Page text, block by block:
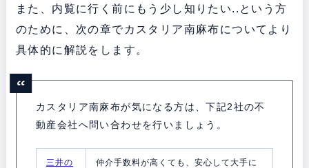
また、内覧に行く前にもう少し知りたい..という方
のために、次の章でカスタリア南麻布についてより
具体的に解説をします。
カスタリア南麻布が気になる方は、下記2社の不
動産会社へ問い合わせを行いましょう。
三井の
仲介手数料が高くても、安心して大手に